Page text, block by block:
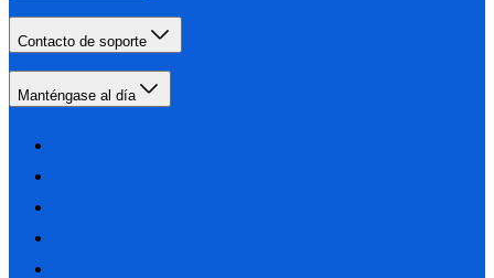
Contacto de soporte
Manténgase al día